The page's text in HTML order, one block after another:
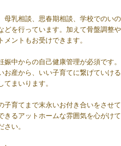
母乳相談、思春期相談、学校でのいの
どを行っています。加えて骨盤調整や
ントもお受けできます。
中からの自己健康管理が必須です。
お産から、いい子育てに繋げていける
まいります。
子育てまで末永いお付き合いをさせて
きるアットホームな雰囲気を心がけて
い。